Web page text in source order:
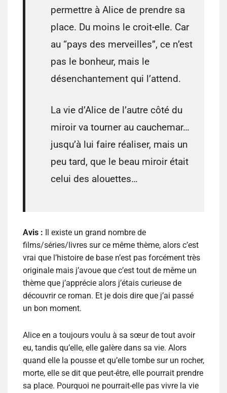
permettre à Alice de prendre sa
place. Du moins le croit-elle. Car
au “pays des merveilles”, ce n’est
pas le bonheur, mais le
désenchantement qui l’attend.
La vie d’Alice de l’autre côté du
miroir va tourner au cauchemar…
jusqu’à lui faire réaliser, mais un
peu tard, que le beau miroir était
celui des alouettes…
Avis :
Il existe un grand nombre de
films/séries/livres sur ce même thème, alors c’est
vrai que l’histoire de base n’est pas forcément très
originale mais j’avoue que c’est tout de même un
thème que j’apprécie alors j’étais curieuse de
découvrir ce roman. Et je dois dire que j’ai passé
un bon moment.
Alice en a toujours voulu à sa sœur de tout avoir
eu, tandis qu’elle, elle galère dans sa vie. Alors
quand elle la pousse et qu’elle tombe sur un rocher,
morte, elle se dit que peut-être, elle pourrait prendre
sa place. Pourquoi ne pourrait-elle pas vivre la vie